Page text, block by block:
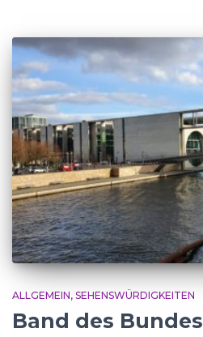
ALLGEMEIN SEHENSWÜRDIGKEITEN
Band des Bundes